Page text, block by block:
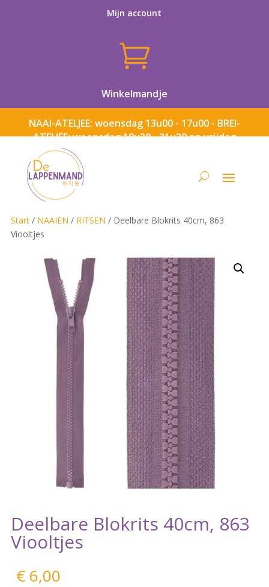
Mijn account

Winkelmandje
NAAI-ATELJEE: woensdag 13u00 - 17u00 - BREI-
ATELJEE: woensdag 18u30 - 21u30 en vrijdag
Start/ NAAIEN / RITSEN / Deelbare Blokrits 40cm, 863
Viooltjes
Deelbare Blokrits 40cm, 863
Viooltjes
€6,00